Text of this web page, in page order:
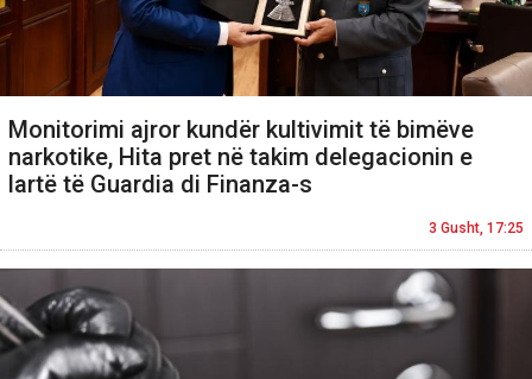
Monitorimi ajror kundër kultivimit të bimëve
narkotike, Hita pret në takim delegacionin e
lartë të Guardia di Finanza-s
3 Gusht, 17:25